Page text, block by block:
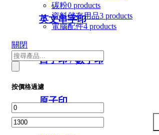
英文串字印
日子印 / 數字印
原子印
碳粉0 products
資料儲存用品3 products
電腦配件4 products
關閉
Products search
按價格過濾
Min price
Max price